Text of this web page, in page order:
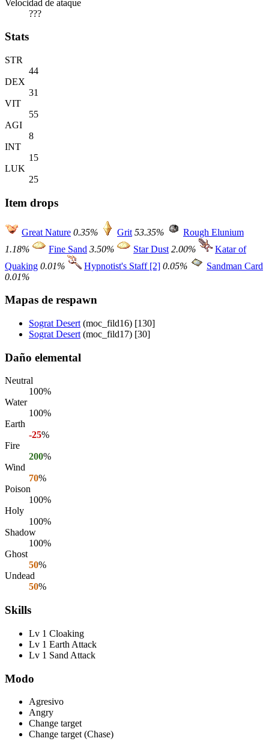
Velocidad de ataque
???
Stats
STR
44
DEX
31
VIT
55
AGI
8
INT
15
LUK
25
Item drops
Great Nature 0.35% Grit 53.35%
Rough Elunium
1.18%
Fine Sand 3.50% Star Dust 2.00%
Katar of
Quaking 0.01% Hypnotist's Staff [2] 0.05%
Sandman Card
0.01%
Mapas de respawn
Sograt Desert (moc_fild16) [130]
Sograt Desert (moc_fild17) [30]
Daño elemental
Neutral
100%
Water
100%
Earth
-25%
Fire
200%
Wind
70%
Poison
100%
Holy
100%
Shadow
100%
Ghost
50%
Undead
50%
Skills
Lv 1 Cloaking
Lv 1 Earth Attack
Lv 1 Sand Attack
Modo
Agresivo
Angry
Change target
Change target (Chase)